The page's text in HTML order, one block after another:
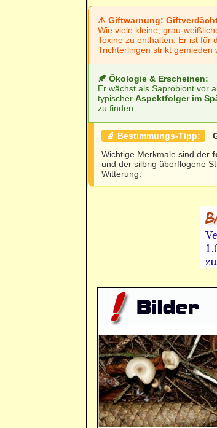
⚠ Giftwarnung:
Wie viele kleine, grau-
Toxine zu enthalten. Er ist für
Trichterlingen strikt gemieden
🍂 Ökologie & Erscheinen:
Er wächst als Saprobiont vor
typischer Aspektfolger im
zu finden.
🔬 Bestimmungs-Tipp:
Wichtige Merkmale sind der
und der silbrig überflogene
Witterung.